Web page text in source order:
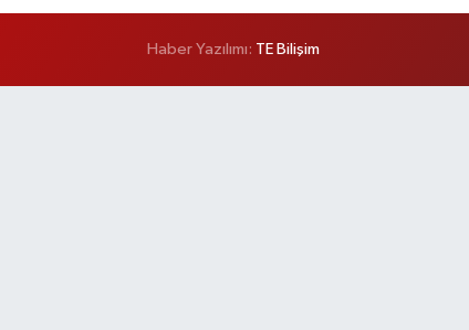
Haber Yazılımı: TE Bilişim